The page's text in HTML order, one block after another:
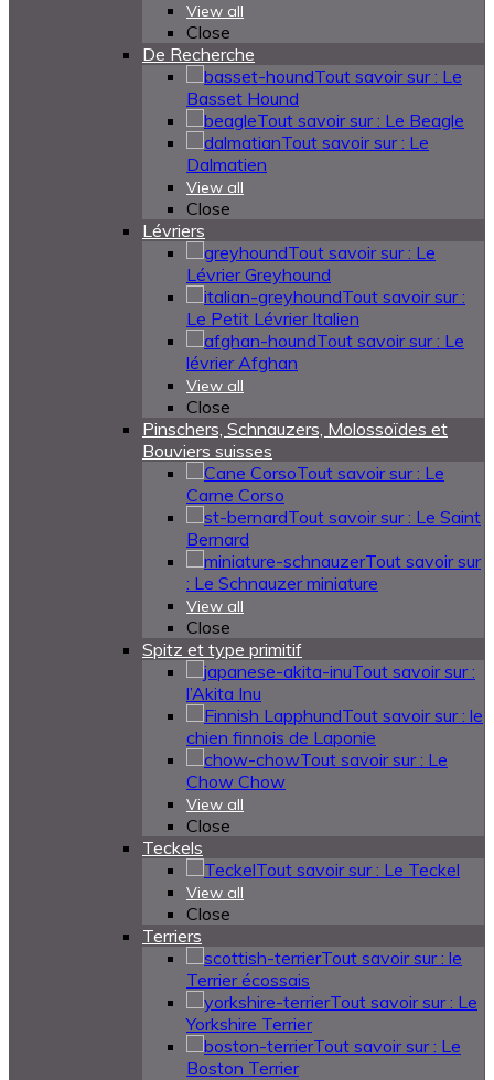
View all
Close
De Recherche
Tout savoir sur : Le
Basset Hound
Tout savoir sur : Le Beagle
Tout savoir sur : Le
Dalmatien
View all
Close
Lévriers
Tout savoir sur : Le
Lévrier Greyhound
Tout savoir sur :
Le Petit Lévrier Italien
Tout savoir sur : Le
lévrier Afghan
View all
Close
Pinschers, Schnauzers, Molossoïdes et
Bouviers suisses
Tout savoir sur : Le
Carne Corso
Tout savoir sur : Le Saint
Bernard
Tout savoir sur
: Le Schnauzer miniature
View all
Close
Spitz et type primitif
Tout savoir sur :
l’Akita Inu
Tout savoir sur : le
chien finnois de Laponie
Tout savoir sur : Le
Chow Chow
View all
Close
Teckels
Tout savoir sur : Le Teckel
View all
Close
Terriers
Tout savoir sur : le
Terrier écossais
Tout savoir sur : Le
Yorkshire Terrier
Tout savoir sur : Le
Boston Terrier